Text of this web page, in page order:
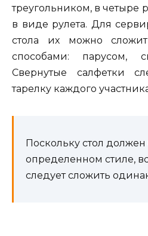
треугольником, в четыре
в виде рулета. Для
стола их можно
способами: парусом,
Свернутые салфетки
тарелку каждого
Поскольку стол
определенном стиле,
следует сложить